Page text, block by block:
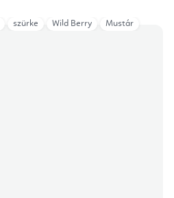
szürke Wild Berry Mustár